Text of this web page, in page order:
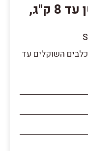
קולר סרסטו לכלב קטן עד 8 ק"ג,
השוקלים עד